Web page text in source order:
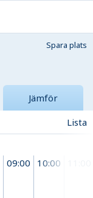
Spara plats
Jämför
Lista
09:00 10:00